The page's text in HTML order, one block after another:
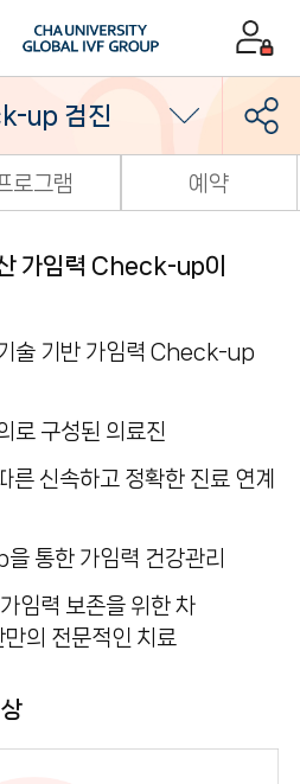
up 검진
로그램 예약
가임력 Check-up이
술 기반 가임력 Check-up
로 구성된 의료진
신속하고 정확한 진료 연계
통한 가임력 건강관리
임력 보존을 위한 차
의 전문적인 치료